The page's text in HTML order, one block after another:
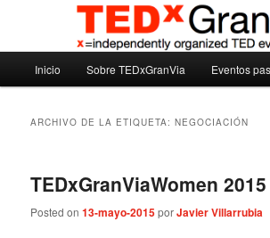
principal
secundarioTEDxGranVia
Madrid – España – Spain
Inicio Sobre TEDxGranVia Eventos
ARCHIVO DE LA ETIQUETA:NEGOCIACIÓN
TEDxGranViaWomen 2015
Posted on13-mayo-2015porJavier Villarrubia